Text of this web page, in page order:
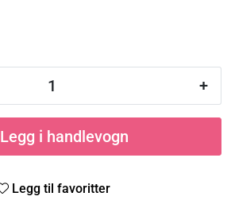
+
Legg i handlevogn
Legg til favoritter